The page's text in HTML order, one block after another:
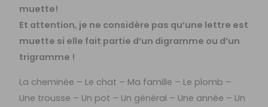
muette!
Et attention, je ne considère pas qu’une lettre est
muette si elle fait partie d’un digramme ou d’un
trigramme !
La cheminée – Le chat – Ma famille – Le plomb –
Une trousse – Un pot – Un général – Une année – Un